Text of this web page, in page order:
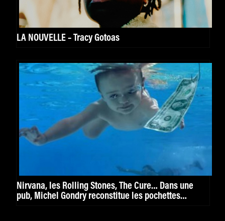
LA NOUVELLE – Tracy Gotoas
Nirvana, les Rolling Stones, The Cure… Dans une
pub, Michel Gondry reconstitue les pochettes